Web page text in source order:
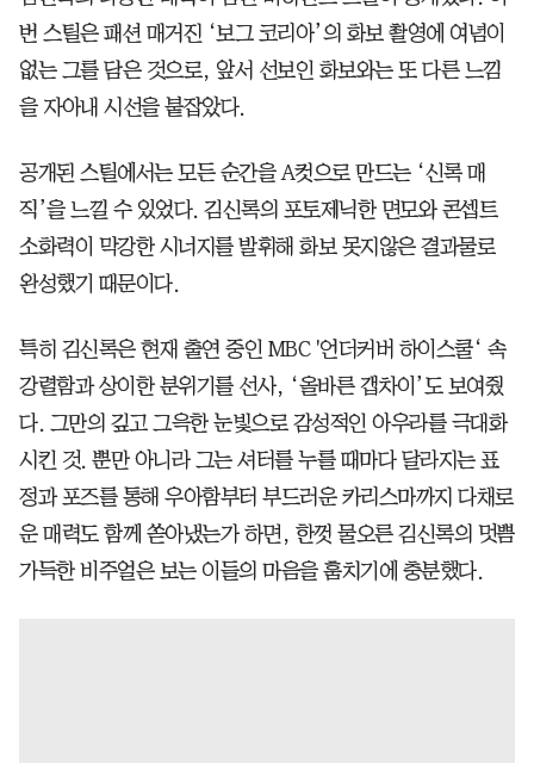
번 스틸은 패션 매거진 ‘보그 코리아’의 화보 촬영에 여념이
없는 그를 담은 것으로, 앞서 선보인 화보와는 또 다른 느낌
을 자아내 시선을 붙잡았다.
공개된 스틸에서는 모든 순간을 A컷으로 만드는 ‘신록 매
직’을 느낄 수 있었다. 김신록의 포토제닉한 면모와 콘셉트
소화력이 막강한 시너지를 발휘해 화보 못지않은 결과물로
완성했기 때문이다.
특히 김신록은 현재 출연 중인 MBC '언더커버 하이스쿨‘ 속
강렬함과 상이한 분위기를 선사, ‘올바른 갭차이’도 보여줬
다. 그만의 깊고 그윽한 눈빛으로 감성적인 아우라를 극대화
시킨 것. 뿐만 아니라 그는 셔터를 누를 때마다 달라지는 표
정과 포즈를 통해 우아함부터 부드러운 카리스마까지 다채로
운 매력도 함께 쏟아냈는가 하면, 한껏 물오른 김신록의 멋쁨
가득한 비주얼은 보는 이들의 마음을 훔치기에 충분했다.